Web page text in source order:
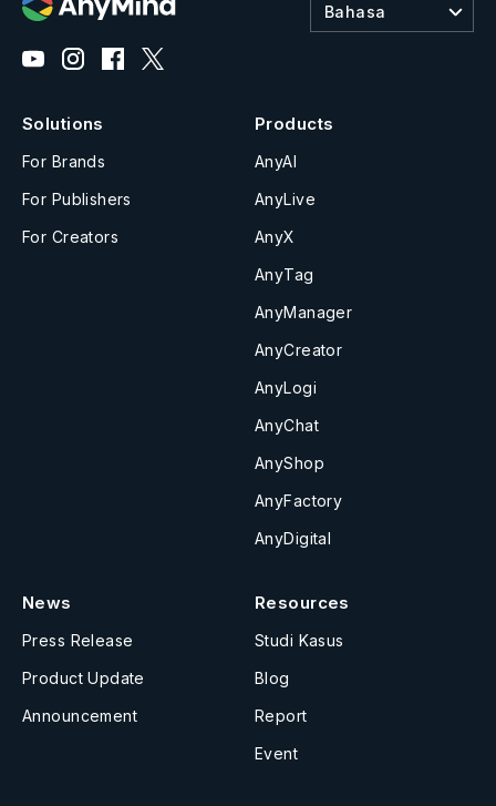
Bahasa
Solutions
For Brands
For Publishers
For Creators
Products
AnyAI
AnyLive
AnyX
AnyTag
AnyManager
AnyCreator
AnyLogi
AnyChat
AnyShop
AnyFactory
AnyDigital
News
Press Release
Product Update
Announcement
Resources
Studi Kasus
Blog
Report
Event